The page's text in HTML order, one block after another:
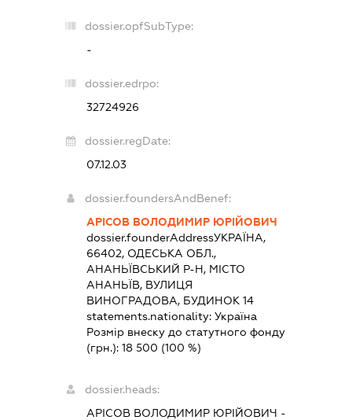
dossier.opfSubType:
-
dossier.edrpo:
32724926
dossier.regDate:
07.12.03
dossier.foundersAndBenef:
АРІСОВ ВОЛОДИМИР ЮРІЙОВИЧ
dossier.founderAddressУКРАЇНА,
66402, ОДЕСЬКА ОБЛ.,
АНАНЬЇВСЬКИЙ Р-Н, МІСТО
АНАНЬЇВ, ВУЛИЦЯ
ВИНОГРАДОВА, БУДИНОК 14
statements.nationality: Україна
Розмір внеску до статутного фонду
(грн.): 18 500 (100 %)
dossier.heads:
АРІСОВ ВОЛОДИМИР ЮРІЙОВИЧ -